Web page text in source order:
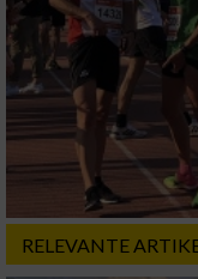
RELEVANTE
Entwicklung und
Verwendung
von Inhalten
IAB-Besonderheiten:
Verwendung
Geräte anhand von